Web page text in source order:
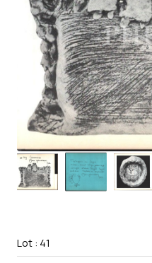
Lot : 41